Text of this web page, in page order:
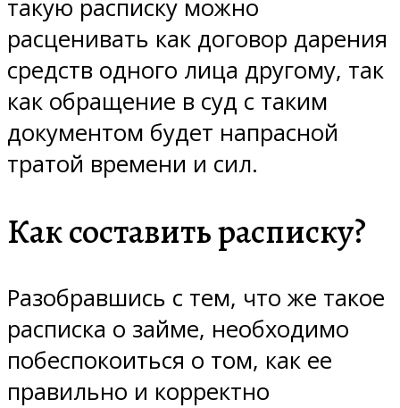
такую расписку можно
расценивать как договор дарения
средств одного лица другому, так
как обращение в суд с таким
документом будет напрасной
тратой времени и сил.
Как составить расписку?
Разобравшись с тем, что же такое
расписка о займе, необходимо
побеспокоиться о том, как ее
правильно и корректно